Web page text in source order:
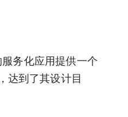
务化应用提供一个
达到了其设计目